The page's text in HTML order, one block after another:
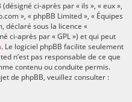
ci-après par « ils », « eux »,
», « phpBB Limited », « Équipes
déclaré sous la licence «
ci-après par « GPL ») et qui peut
. Le logiciel phpBB facilite seulement
n’est pas responsable de ce que
contenu ou conduite permis.
de phpBB, veuillez consulter :